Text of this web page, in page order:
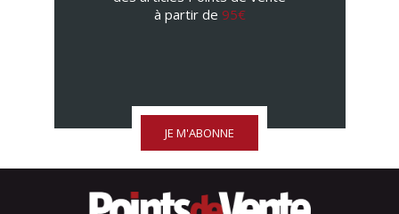
à partir de 95€
JE M'ABONNE